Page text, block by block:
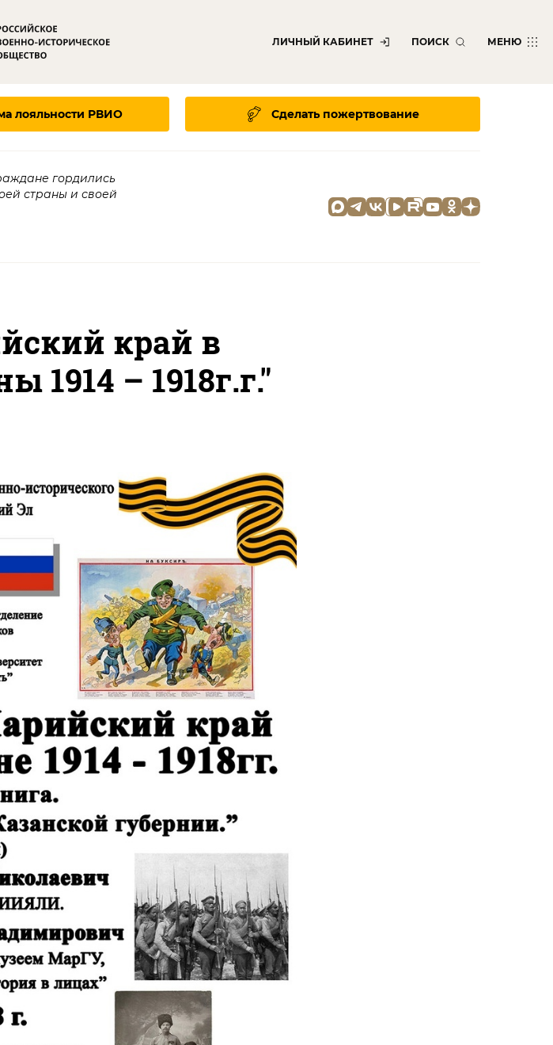
ЛИЧНЫЙ КАБИНЕТ ПОИСК МЕНЮ
лояльности РВИО Сделать пожертвование
гордились
страны и своей
край в
1914 – 1918г.г."